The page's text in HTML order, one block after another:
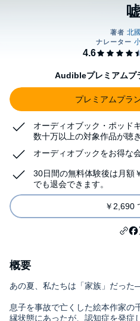
嘘
Audibleプレミアムプ
プレミアムプラ
オーディオブック・ポッド
数十万以上の対象作品が聴き
オーディオブックをお得な
30日間の無料体験後は月額
でも退会できます。
￥2,690
概要
あの夏、私たちは「家族」だった
息子を事故で亡くした絵本作家の
縁状態にあったが、認知症を発症